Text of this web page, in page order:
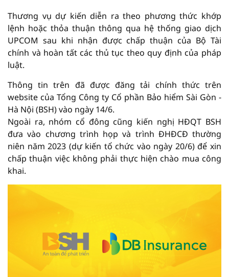
Thương vụ dự kiến diễn ra theo phương thức khớp
lệnh hoặc thỏa thuận thông qua hệ thống giao dịch
UPCOM sau khi nhận được chấp thuận của Bộ Tài
chính và hoàn tất các thủ tục theo quy định của pháp
luật.
Thông tin trên đã được đăng tải chính thức trên
website của Tổng Công ty Cổ phần Bảo hiểm Sài Gòn -
Hà Nội (BSH) vào ngày 14/6.
Ngoài ra, nhóm cổ đông cũng kiến nghị HĐQT BSH
đưa vào chương trình họp và trình ĐHĐCĐ thường
niên năm 2023 (dự kiến tổ chức vào ngày 20/6) để xin
chấp thuận việc không phải thực hiện chào mua công
khai.